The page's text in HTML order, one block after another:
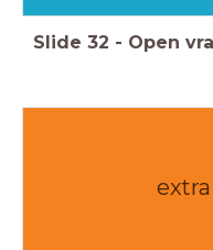
Slide 32 - Open